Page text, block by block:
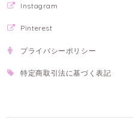
Instagram
Pinterest
プライバシーポリシー
特定商取引法に基づく表記